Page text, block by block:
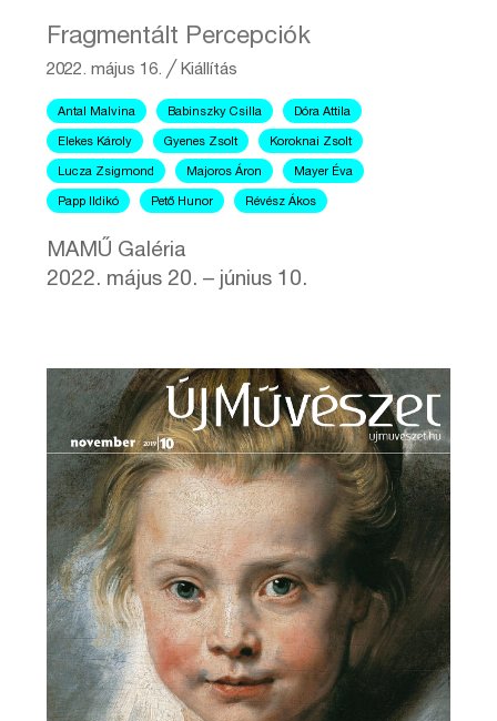
Fragmentált Percepciók
2022. május 16. ╱ Kiállítás
Antal Malvina Babinszky Csilla Dóra Attila
Elekes Károly Gyenes Zsolt Koroknai Zsolt
Lucza Zsigmond Majoros Áron Mayer Éva
Papp Ildikó Pető Hunor Révész Ákos
MAMŰ Galéria
2022. május 20. – június 10.